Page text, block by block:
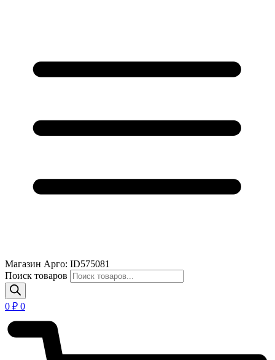
Магазин Арго: ID575081
Поиск товаров
0 ₽ 0